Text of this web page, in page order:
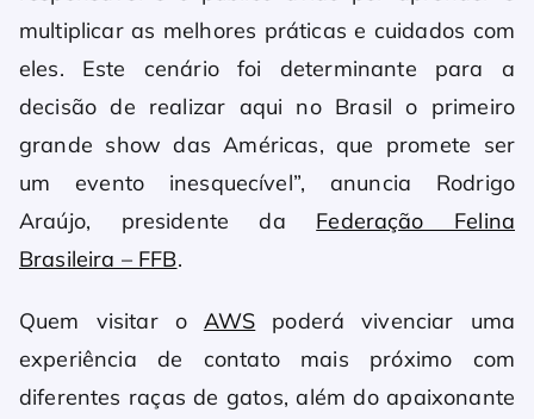
multiplicar as melhores práticas e cuidados com
eles. Este cenário foi determinante para a
decisão de realizar aqui no Brasil o primeiro
grande show das Américas, que promete ser
um evento inesquecível”, anuncia Rodrigo
Araújo, presidente da Federação Felina
Brasileira – FFB.
Quem visitar o AWS poderá vivenciar uma
experiência de contato mais próximo com
diferentes raças de gatos, além do apaixonante